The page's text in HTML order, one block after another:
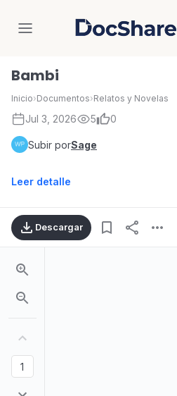
DocShare
Bambi
Inicio›Documentos›Relatos y Novelas
Jul 3, 2026 5 0
Subir porSage
Leer detalle
Descargar